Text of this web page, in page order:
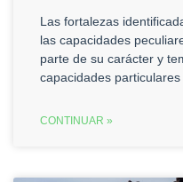
Las fortalezas
las capacidades
parte de su carácter y
capacidades particulares
CONTINUAR »